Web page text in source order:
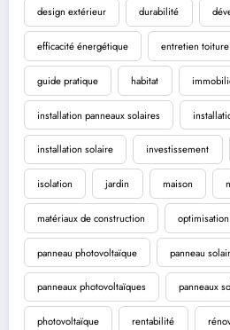
design extérieur durabilité
efficacité énergétique entretien toiture
guide pratique habitat
installation panneaux solaires
installation solaire investissement
isolation jardin maison
matériaux de construction
panneau photovoltaïque panneau
panneaux photovoltaïques panneaux
photovoltaïque rentabilité